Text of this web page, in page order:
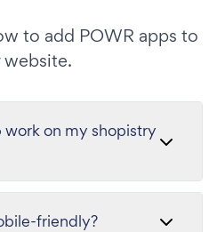
to add POWR apps to
on my shopistry
friendly?